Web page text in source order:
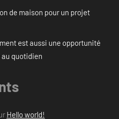
de maison pour un projet
est aussi une opportunité
au quotidien
Hello world!